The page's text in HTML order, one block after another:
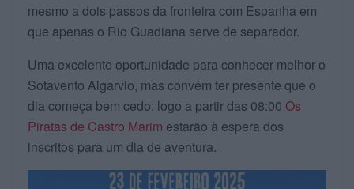
mesmo a dois passos da fronteira com Espanha em
que apenas o Rio Guadiana serve de separador.
Uma excelente oportunidade para conhecer melhor o
Sotavento Algarvio, mas convém ter presente que o
dia começa bem cedo: logo a partir das 08:00 Os
Piratas de Castro Marim estarão à espera dos
inscritos para um dia de aventura.